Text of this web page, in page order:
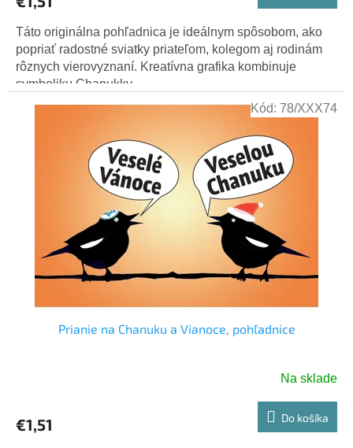
Táto originálna pohľadnica je ideálnym spôsobom, ako
popriať radostné sviatky priateľom, kolegom aj rodinám
rôznych vierovyznaní. Kreatívna grafika kombinuje
symboliku Chanukky...
Prianie na Chanuku a Vianoce, pohľadnice
Na sklade
€1,51 Do košíka
Kód: 78/XXX74